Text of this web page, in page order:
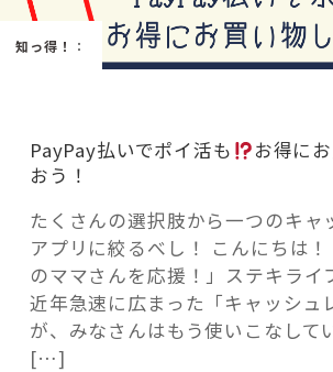
HAREL
「モノ」
fleXe
「ひと」
知っ得！ ：
PayPay払いでポイ活も
お得に
おう！
たくさんの選択肢から一つのキャ
アプリに絞るべし！ こんにちは
のママさんを応援！」ステキラ
近年急速に広まった「キャッシュ
が、みなさんはもう使いこなして
[…]